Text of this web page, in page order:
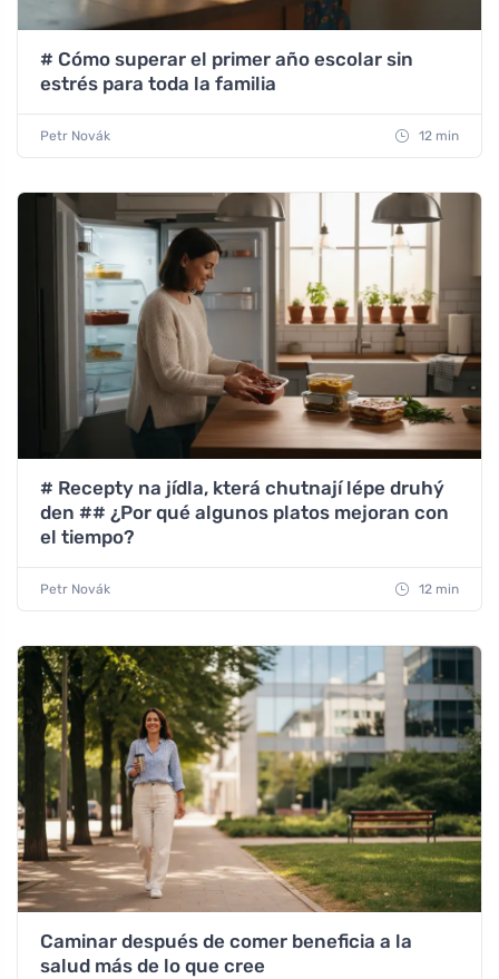
# Cómo superar el primer año escolar sin
estrés para toda la familia
Petr Novák 12 min
# Recepty na jídla, která chutnají lépe druhý
den ## ¿Por qué algunos platos mejoran con
el tiempo?
Petr Novák 12 min
Caminar después de comer beneficia a la
salud más de lo que cree